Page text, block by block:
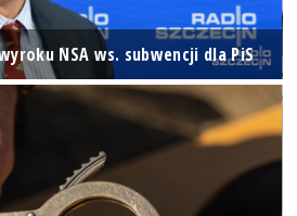
NSA ws. subwencji dla PiS